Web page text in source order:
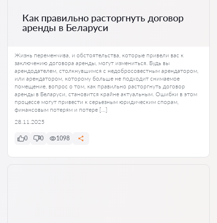
Как правильно расторгнуть договор
аренды в Беларуси
Жизнь переменчива, и обстоятельства, которые привели вас к
заключению договора аренды, могут измениться. Будь вы
арендодателем, столкнувшимся с недобросовестным арендатором,
или арендатором, которому больше не подходит снимаемое
помещение, вопрос о том, как правильно расторгнуть договор
аренды в Беларуси, становится крайне актуальным. Ошибки в этом
процессе могут привести к серьезным юридическим спорам,
финансовым потерям и потере […]
28.11.2025
0 0 1098